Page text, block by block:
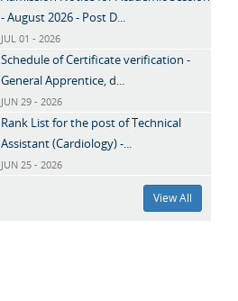
- August 2026 - Post D...
JUL 01 - 2026
Schedule of Certificate verification -
General Apprentice, d...
JUN 29 - 2026
Rank List for the post of Technical
Assistant (Cardiology) -...
JUN 25 - 2026
View All